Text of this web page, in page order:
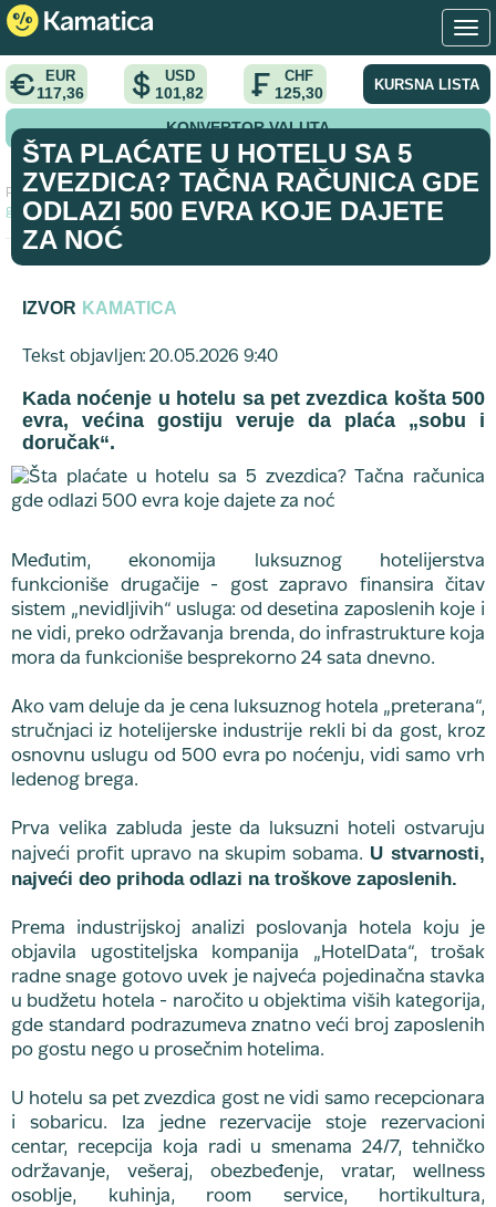
EUR
117,36
USD
101,82
CHF
125,30 KURSNA LISTA
KONVERTOR VALUTA
Početna > vodic
Šta plaćate u hotelu sa 5 zvezdica? Tačna računica
gde odlazi 500 evra koje dajete za noć
ŠTA PLAĆATE U HOTELU SA 5
ZVEZDICA? TAČNA RAČUNICA GDE
ODLAZI 500 EVRA KOJE DAJETE
ZA NOĆ
IZVOR KAMATICA
Tekst objavljen: 20.05.2026 9:40
Kada noćenje u hotelu sa pet zvezdica košta 500
evra, većina gostiju veruje da plaća „sobu i
doručak“.
Međutim, ekonomija luksuznog hotelijerstva
funkcioniše drugačije - gost zapravo finansira čitav
sistem „nevidljivih“ usluga: od desetina zaposlenih koje i
ne vidi, preko održavanja brenda, do infrastrukture koja
mora da funkcioniše besprekorno 24 sata dnevno.
Ako vam deluje da je cena luksuznog hotela „preterana“,
stručnjaci iz hotelijerske industrije rekli bi da gost, kroz
osnovnu uslugu od 500 evra po noćenju, vidi samo vrh
ledenog brega.
Prva velika zabluda jeste da luksuzni hoteli ostvaruju
najveći profit upravo na skupim sobama. U stvarnosti,
najveći deo prihoda odlazi na troškove zaposlenih.
Prema industrijskoj analizi poslovanja hotela koju je
objavila ugostiteljska kompanija „HotelData“, trošak
radne snage gotovo uvek je najveća pojedinačna stavka
u budžetu hotela - naročito u objektima viših kategorija,
gde standard podrazumeva znatno veći broj zaposlenih
po gostu nego u prosečnim hotelima.
U hotelu sa pet zvezdica gost ne vidi samo recepcionara
i sobaricu. Iza jedne rezervacije stoje rezervacioni
centar, recepcija koja radi u smenama 24/7, tehničko
održavanje, vešeraj, obezbeđenje, vratar, wellness
osoblje, kuhinja, room service, hortikultura,